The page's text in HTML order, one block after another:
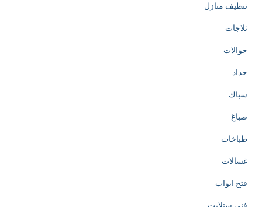
تنظيف منازل
ثلاجات
جوالات
حداد
سباك
صباغ
طباخات
غسالات
فتح ابواب
فني ستلايت